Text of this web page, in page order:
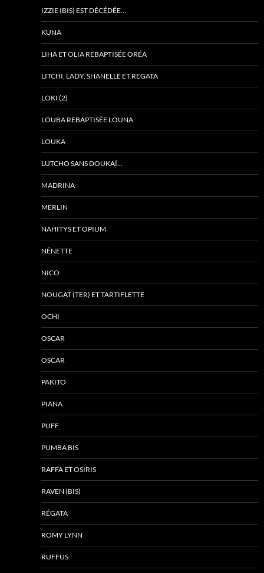
IZZIE (BIS) EST DÉCÉDÉE…
KUNA
LIHA ET OLIA REBAPTISÉE ORÉA
LITCHI, LADY, SHANELLE ET REGATA
LOKI (2)
LOUBA REBAPTISÉE LOUNA
LOUKA
LUTCHO SANS DOUKAÏ…
MADRINA
MERLIN
NAHITYS ET OPIUM
NÉNETTE
NICO
NOUGAT (TER) ET TARTIFLETTE
OCHI
OSCAR
OSCAR
PAKITO
PIANA
PUFF
PUMBA BIS
RAFFA ET OSIRIS
RAVEN (BIS)
RÉGATA
ROMY LYNN
RUFFUS